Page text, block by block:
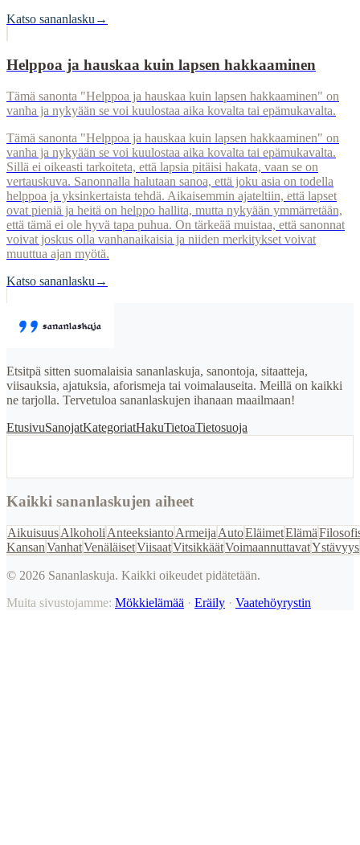
Katso sananlasku →
Helppoa ja hauskaa kuin lapsen hakkaaminen
Tämä sanonta "Helppoa ja hauskaa kuin lapsen hakkaaminen" on
vanha ja nykyään se voi kuulostaa aika kovalta tai epämukavalta.
Tämä sanonta "Helppoa ja hauskaa kuin lapsen hakkaaminen" on
vanha ja nykyään se voi kuulostaa aika kovalta tai epämukavalta.
Sillä ei oikeasti tarkoiteta, että lapsia pitäisi hakata, vaan se on
vertauskuva. Sanonnalla halutaan sanoa, että joku asia on todella
helppoa ja yksinkertaista tehdä. Aikaisemmin ajateltiin, että lapset
ovat pieniä ja heitä on helppo hallita, mutta nykyään ymmärretään,
että tämä ei ole hyvä tapa puhua. On tärkeää muistaa, että sanonnat
voivat joskus olla vanhanaikaisia ja niiden merkitykset voivat
muuttua ajan myötä.
Katso sananlasku →
Etsitpä sitten suomalaisia sananlaskuja, sanontoja, sitaatteja,
viisauksia, ajatuksia, aforismeja tai voimalauseita. Meillä on kaikki
ne tarjolla. Tervetuloa sananlaskujen ihanaan maailmaan!
EtusivuSanojatKategoriatHakuTietoaTietosuoja
Kaikki sananlaskujen aiheet
AikuisuusAlkoholi AnteeksiantoArmeija AutoEläimetElämä
KansanVanhatVenäläisetViisaatVitsikkäätVoimaannuttavatYstävyys
© 2026 Sananlaskuja. Kaikki oikeudet pidätetään.
Muita sivustojamme: Mökkielämää · Eräily · Vaatehöyrystin